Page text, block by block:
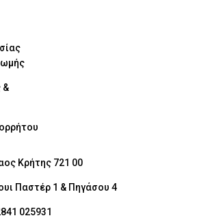
&
Κρήτης 721 00
Παστέρ 1 & Πηγάσου 4
025931